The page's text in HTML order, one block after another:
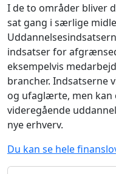
I de to områder bliver
sat gang i særlige
indsatser for
eksempelvis
brancher.
og ufaglærte, men kan
videregående
nye erhverv.
Du kan se hele